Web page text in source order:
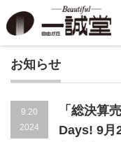
お知らせ
9.20
2024
「総決算
Days! 9月